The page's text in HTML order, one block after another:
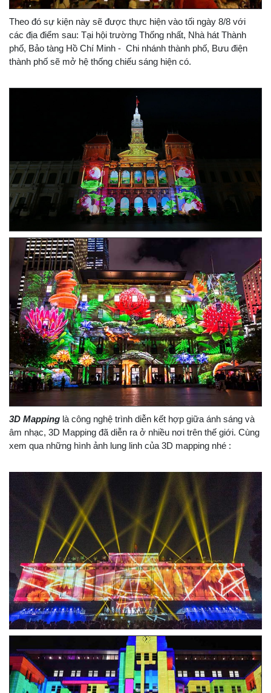
Theo đó sự kiện này sẽ được thực hiện vào tối ngày 8/8 với
các địa điểm sau: Tại hội trường Thống nhất, Nhà hát Thành
phố, Bảo tàng Hồ Chí Minh - Chi nhánh thành phố, Bưu điện
thành phố sẽ mở hệ thống chiếu sáng hiện có.
3D Mapping là công nghệ trình diễn kết hợp giữa ánh sáng và
âm nhạc, 3D Mapping đã diễn ra ở nhiều nơi trên thế giới. Cùng
xem qua những hình ảnh lung linh của 3D mapping nhé :